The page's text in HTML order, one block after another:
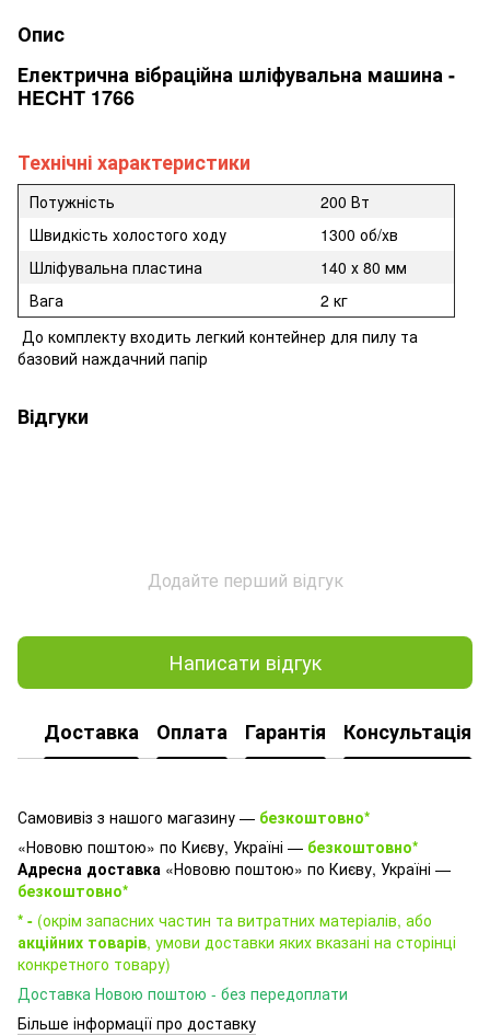
Опис
Електрична вібраційна шліфувальна машина -
HECHT 1766
Технічні характеристики
Потужність
200 Вт
Швидкість холостого ходу
1300 об/хв
Шліфувальна пластина
140 х 80 мм
Вага
2 кг
До комплекту входить легкий контейнер для пилу та
базовий наждачний папір
Відгуки
Додайте перший відгук
Написати відгук
Доставка Оплата Гарантія Консультація
Самовивіз з нашого магазину — безкоштовно*
«Нововю поштою» по Києву, Україні — безкоштовно*
Адресна доставка «Нововю поштою» по Києву, Україні —
безкоштовно*
* - (окрім запасних частин та витратних матеріалів, або
акційних товарів, умови доставки яких вказані на сторінці
конкретного товару)
Доставка Новою поштою - без передоплати
Більше інформації про доставку